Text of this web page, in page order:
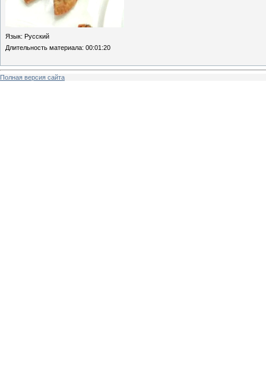
Язык: Русский
Длительность материала: 00:01:20
Полная версия сайта